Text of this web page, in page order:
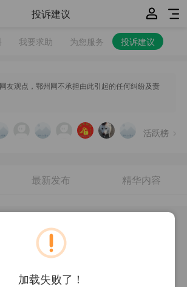
投诉建议
我要求助 为您服务 投诉建议
友观点，鄂州网不承担由此引起的任何纠纷及责
活跃榜
最新发布 精华内容
加载失败了！